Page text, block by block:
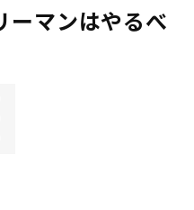
ーマンはやるべ